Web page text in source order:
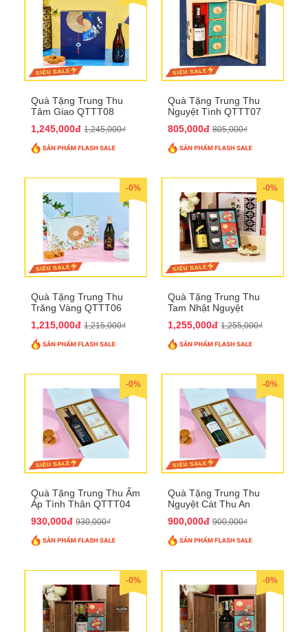
Quà Tặng Trung Thu
Tâm Giao QTTT08
1,245,000đ 1,245,000₫
Quà Tặng Trung Thu
Nguyệt Tình QTTT07
805,000đ 805,000₫
-0%
Quà Tặng Trung Thu
Trăng Vàng QTTT06
1,215,000đ 1,215,000₫
-0%
Quà Tặng Trung Thu
Tam Nhật Nguyệt
1,255,000đ 1,255,000₫
-0%
Quà Tặng Trung Thu Ấm
Áp Tình Thân QTTT04
930,000đ 930,000₫
-0%
Quà Tặng Trung Thu
Nguyệt Cát Thu An
900,000đ 900,000₫
-0% -0%